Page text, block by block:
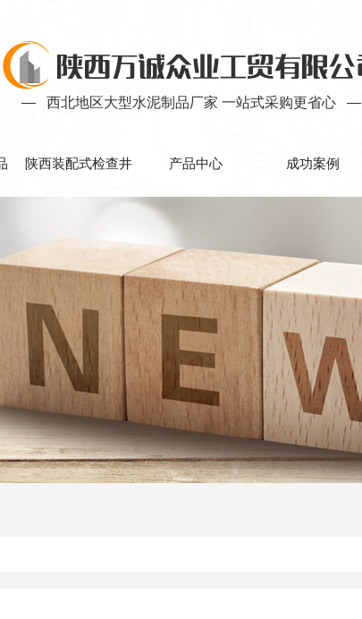
— 西北地区大型水泥制品厂家 一站式采购更省心 —
陕西装配式检查井 产品中心 成功案例